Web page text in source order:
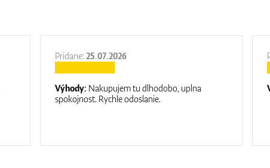
Pridane:25.07.2026
Výhody: Nakupujem tu dlhodobo, uplna
spokojnost. Rychle odoslanie.